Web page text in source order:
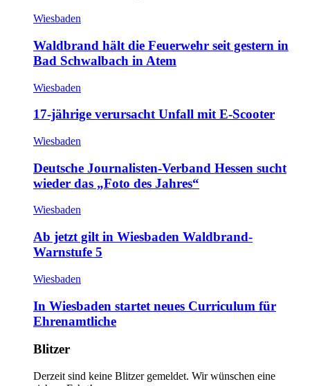
Wiesbaden
Waldbrand hält die Feuerwehr seit gestern in
Bad Schwalbach in Atem
Wiesbaden
17-jährige verursacht Unfall mit E-Scooter
Wiesbaden
Deutsche Journalisten-Verband Hessen sucht
wieder das „Foto des Jahres“
Wiesbaden
Ab jetzt gilt in Wiesbaden Waldbrand-
Warnstufe 5
Wiesbaden
In Wiesbaden startet neues Curriculum für
Ehrenamtliche
Blitzer
Derzeit sind keine Blitzer gemeldet. Wir wünschen eine